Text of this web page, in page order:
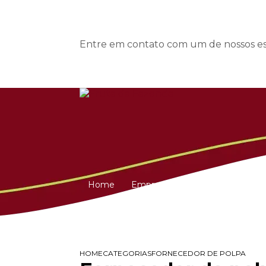
Entre em contato com um de nossos
Home Empresa
HOMECATEGORIASFORNECEDOR DE POLPA